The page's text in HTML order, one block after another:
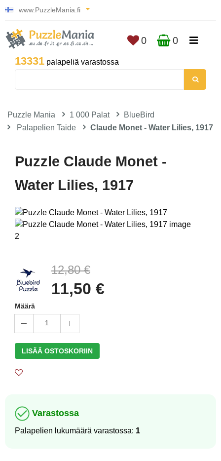
www.PuzzleMania.fi
13331 palapeliä varastossa
0 0
Puzzle Mania 1 000 Palat
BlueBird
Palapelien Taide
Claude Monet - Water Lilies, 1917
Puzzle Claude Monet -
Water Lilies, 1917
12,80 €
11,50 €
Määrä
1
LISÄÄ OSTOSKORIIN
Varastossa
Palapelien lukumäärä varastossa: 1